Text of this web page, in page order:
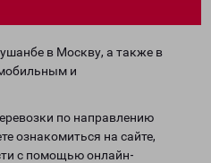
в Москву, а также в
и
по направлению
ознакомиться на сайте,
с помощью онлайн-